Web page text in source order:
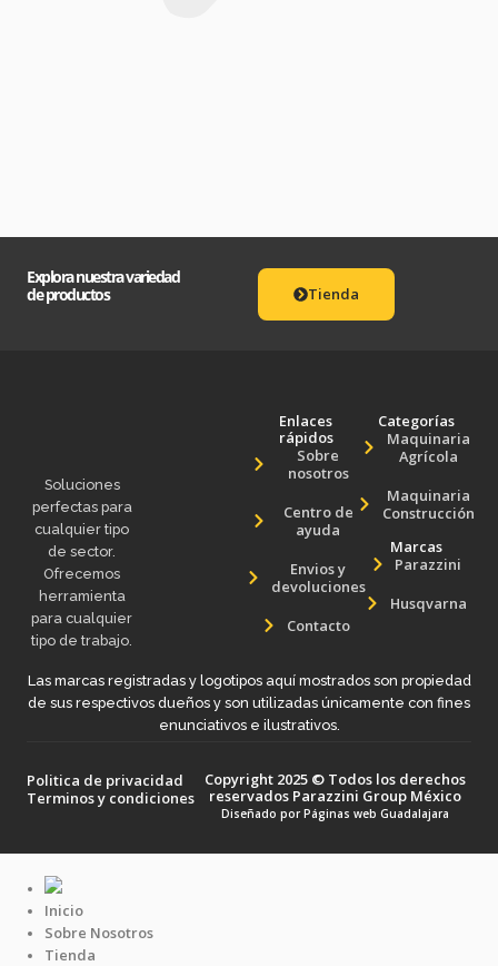
Explora nuestra variedad
de productos
Tienda
Soluciones
perfectas para
cualquier tipo
de sector.
Ofrecemos
herramienta
para cualquier
tipo de trabajo.
Enlaces
rápidos
Sobre
nosotros
Centro de
ayuda
Envios y
devoluciones
Contacto
Categorías
Maquinaria
Agrícola
Maquinaria
Construcción
Marcas
Parazzini
Husqvarna
Las marcas registradas y logotipos aquí mostrados son propiedad
de sus respectivos dueños y son utilizadas únicamente con fines
enunciativos e ilustrativos.
Politica de privacidad
Terminos y condiciones
Copyright 2025 © Todos los derechos
reservados Parazzini Group México
Diseñado porPáginas web Guadalajara
Inicio
Sobre Nosotros
Tienda